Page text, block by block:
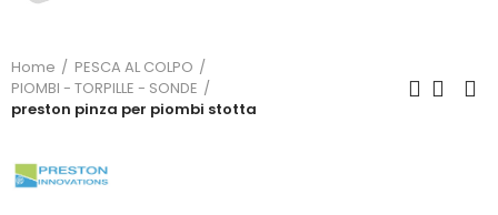
Home
PESCA AL COLPO
PIOMBI - TORPILLE - SONDE
preston pinza per piombi stotta